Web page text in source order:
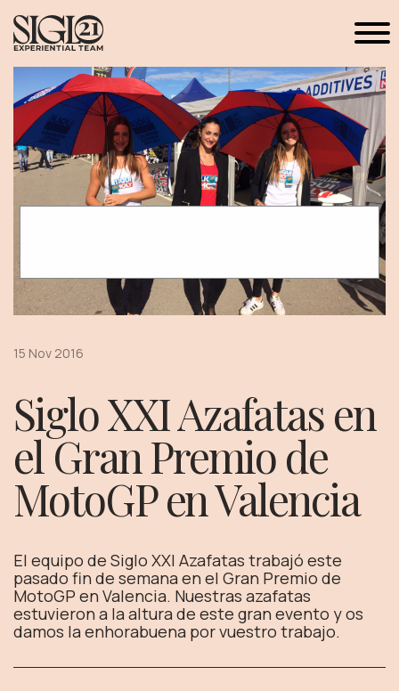
15 Nov 2016
Siglo XXI Azafatas en
el Gran Premio de
MotoGP en Valencia
El equipo de Siglo XXI Azafatas trabajó este
pasado fin de semana en el Gran Premio de
MotoGP en Valencia. Nuestras azafatas
estuvieron a la altura de este gran evento y os
damos la enhorabuena por vuestro trabajo.